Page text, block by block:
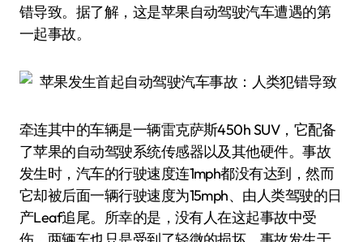
错导致。据了解，这是苹果自动驾驶汽车遭遇的第
一起事故。
牵连其中的车辆是一辆雷克萨斯450h SUV，它配备
了苹果的自动驾驶系统传感器以及其他硬件。事故
发生时，汽车的行驶速度连1mph都没有达到，然而
它却被后面一辆行驶速度为15mph、由人类驾驶的日
产Leaf追尾。所幸的是，没有人在这起事故中受